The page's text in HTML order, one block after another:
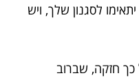
לסגנון שלך, ויש
כך חזקה, שברוב